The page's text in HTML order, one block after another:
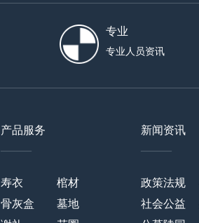
专业
专业人员资讯
产品服务
——
寿衣
棺材
骨灰盒
墓地
新闻资讯
——
政策法规
社会公益